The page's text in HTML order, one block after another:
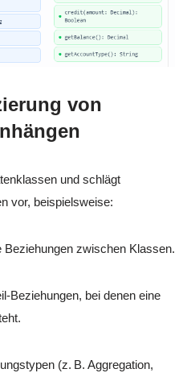
von
und schlägt
vor, beispielsweise:
Beziehungen zwischen Klassen.
Beziehungen, bei denen eine
(z. B. Aggregation,